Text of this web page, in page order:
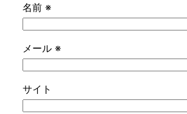
名前 ※
メール ※
サイト